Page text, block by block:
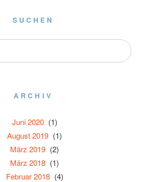
SUCHEN
ARCHIV
Juni 2020 (1)
August 2019 (1)
März 2019 (2)
März 2018 (1)
Februar 2018 (4)